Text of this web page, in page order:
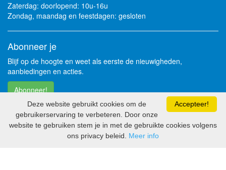
Zaterdag: doorlopend: 10u-16u
Zondag, maandag en feestdagen: gesloten
Abonneer je
Blijf op de hoogte en weet als eerste de nieuwigheden,
aanbiedingen en acties.
Abonneer!
Volg je ons al?
Accepteer!
Deze website gebruikt cookies om de
gebruikerservaring te verbeteren. Door onze
website te gebruiken stem je in met de gebruikte cookies volgens
ons privacy beleid. Meer info